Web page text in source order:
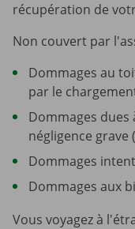
récupération de
Non couvert par
Dommages au
par le
Dommages
négligence grave
Dommages
Dommages aux
Vous voyagez à